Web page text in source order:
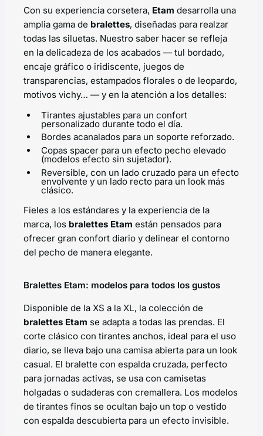
Con su experiencia corsetera, Etam desarrolla una
amplia gama de bralettes, diseñadas para realzar
todas las siluetas. Nuestro saber hacer se refleja
en la delicadeza de los acabados — tul bordado,
encaje gráfico o iridiscente, juegos de
transparencias, estampados florales o de leopardo,
motivos vichy… — y en la atención a los detalles:
Tirantes ajustables para un confort
personalizado durante todo el día.
Bordes acanalados para un soporte reforzado.
Copas spacer para un efecto pecho elevado
(modelos efecto sin sujetador).
Reversible, con un lado cruzado para un efecto
envolvente y un lado recto para un look más
clásico.
Fieles a los estándares y la experiencia de la
marca, los bralettes Etam están pensados para
ofrecer gran confort diario y delinear el contorno
del pecho de manera elegante.
Bralettes Etam: modelos para todos los gustos
Disponible de la XS a la XL, la colección de
bralettes Etam se adapta a todas las prendas. El
corte clásico con tirantes anchos, ideal para el uso
diario, se lleva bajo una camisa abierta para un look
casual. El bralette con espalda cruzada, perfecto
para jornadas activas, se usa con camisetas
holgadas o sudaderas con cremallera. Los modelos
de tirantes finos se ocultan bajo un top o vestido
con espalda descubierta para un efecto invisible.